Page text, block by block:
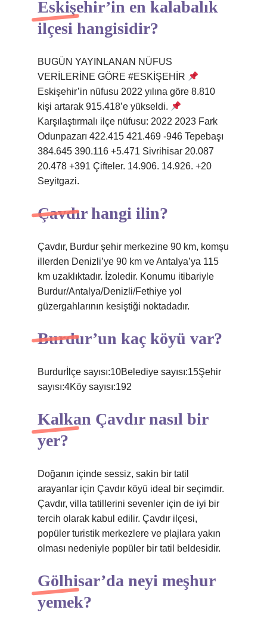
Eskişehir’in en kalabalık
ilçesi hangisidir?
BUGÜN YAYINLANAN NÜFUS
VERİLERİNE GÖRE #ESKİŞEHİR
Eskişehir’in nüfusu 2022 yılına göre 8.810
kişi artarak 915.418’e yükseldi.
Karşılaştırmalı ilçe nüfusu: 2022 2023 Fark
Odunpazarı 422.415 421.469 -946 Tepebaşı
384.645 390.116 +5.471 Sivrihisar 20.087
20.478 +391 Çifteler. 14.906. 14.926. +20
Seyitgazi.
Çavdır hangi ilin?
Çavdır, Burdur şehir merkezine 90 km, komşu
illerden Denizli’ye 90 km ve Antalya’ya 115
km uzaklıktadır. İzoledir. Konumu itibariyle
Burdur/Antalya/Denizli/Fethiye yol
güzergahlarının kesiştiği noktadadır.
Burdur’un kaç köyü var?
Burdurİlçe sayısı:10Belediye sayısı:15Şehir
sayısı:4Köy sayısı:192
Kalkan Çavdır nasıl bir
yer?
Doğanın içinde sessiz, sakin bir tatil
arayanlar için Çavdır köyü ideal bir seçimdir.
Çavdır, villa tatillerini sevenler için de iyi bir
tercih olarak kabul edilir. Çavdır ilçesi,
popüler turistik merkezlere ve plajlara yakın
olması nedeniyle popüler bir tatil beldesidir.
Gölhisar’da neyi meşhur
yemek?